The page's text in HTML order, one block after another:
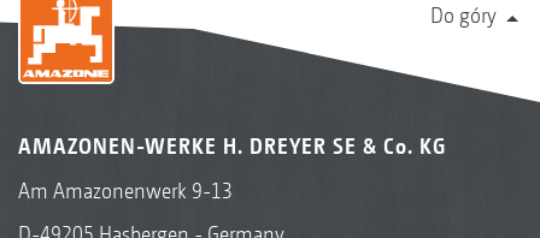
Do góry
AMAZONEN-WERKE H. DREYER SE & Co. KG
Am Amazonenwerk 9-13